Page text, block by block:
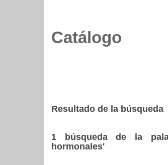
Catálogo
Resultado de la búsqueda
1 búsqueda de la
hormonales'